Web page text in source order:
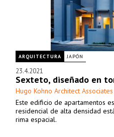
ARQUITECTURA JAPÓN
23.4.2021
Sexteto, diseñado en
Hugo Kohno Architect Associates
Este edificio de apartamentos
residencial de alta densidad
rima espacial.